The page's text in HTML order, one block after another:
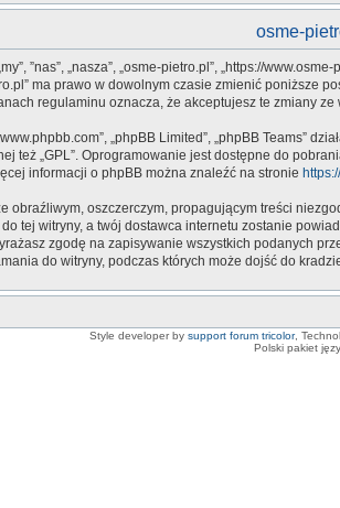
osme-
”nas”, „nasza”, „osme-pietro.pl”, „https://
ma prawo w dowolnym czasie zmienić
regulaminu oznacza, że akceptujesz te zmiany
„www.phpbb.com”, „phpBB Limited”, „phpBB
też „GPL”. Oprogramowanie jest dostępne do
informacji o phpBB można znaleźć na stronie
oszczerczym, propagującym treści
tej witryny, a twój dostawca internetu zostanie
zgodę na zapisywanie wszystkich podanych
do witryny, podczas których może dojść do
Style developer by support forum tricolor,
Polski pakiet